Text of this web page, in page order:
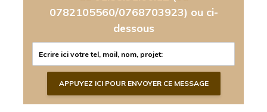
0782105560/0768703923) ou ci-
dessous